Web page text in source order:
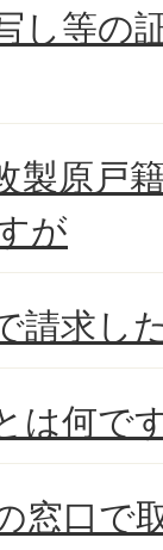
し等の
製原戸
が
請求し
は何で
窓口で